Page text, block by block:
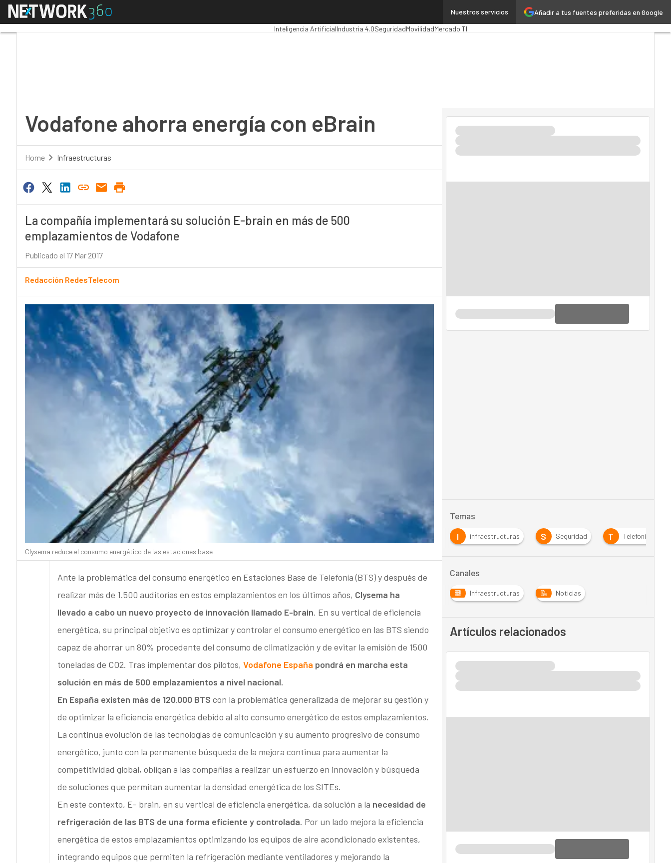
Añadir a tus fuentes preferidas en Google
Nuestros servicios
Menú MarTechCloud
Inteligencia ArtificialIndustria 4.0SeguridadMovilidadMercado TI
Vodafone ahorra energía con eBrain
Home Infraestructuras
La compañía implementará su solución E-brain en más de 500
emplazamientos de Vodafone
Publicado el 17 Mar 2017
Redacción RedesTelecom
Clysema reduce el consumo energético de las estaciones base
Ante la problemática del consumo energético en Estaciones Base de Telefonía (BTS) y después de
realizar más de 1.500 auditorías en estos emplazamientos en los últimos años, Clysema ha
llevado a cabo un nuevo proyecto de innovación llamado E-brain. En su vertical de eficiencia
energética, su principal objetivo es optimizar y controlar el consumo energético en las BTS siendo
capaz de ahorrar un 80% procedente del consumo de climatización y de evitar la emisión de 1500
toneladas de CO2. Tras implementar dos pilotos, Vodafone España pondrá en marcha esta
solución en más de 500 emplazamientos a nivel nacional.
En España existen más de 120.000 BTS con la problemática generalizada de mejorar su gestión y
de optimizar la eficiencia energética debido al alto consumo energético de estos emplazamientos.
La continua evolución de las tecnologías de comunicación y su aumento progresivo de consumo
energético, junto con la permanente búsqueda de la mejora continua para aumentar la
competitividad global, obligan a las compañías a realizar un esfuerzo en innovación y búsqueda
de soluciones que permitan aumentar la densidad energética de los SITEs.
En este contexto, E- brain, en su vertical de eficiencia energética, da solución a la necesidad de
refrigeración de las BTS de una forma eficiente y controlada. Por un lado mejora la eficiencia
energética de estos emplazamientos optimizando los equipos de aire acondicionado existentes,
integrando equipos que permiten la refrigeración mediante ventiladores y mejorando la
Temas
Implantación I infraestructuras S Seguridad T Telefonía
Canales
Infraestructuras Noticias
Artículos relacionados